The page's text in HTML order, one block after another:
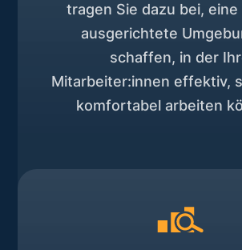
tragen Sie dazu bei,
ausgerichtete
schaffen, in der
Mitarbeiter:innen effektiv,
komfortabel arbeiten